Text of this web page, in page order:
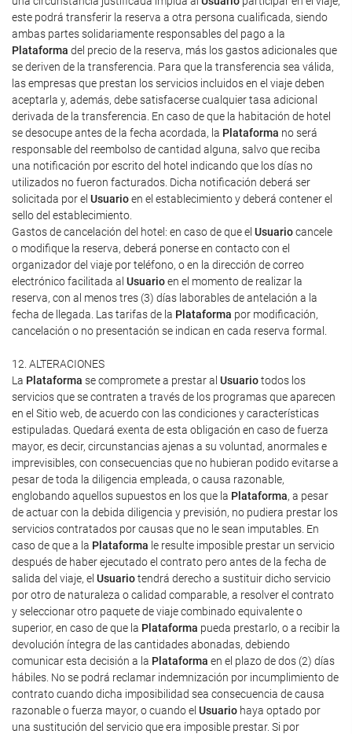
este podrá transferir la reserva a otra persona cualificada, siendo
ambas partes solidariamente responsables del pago a la
Plataforma del precio de la reserva, más los gastos adicionales que
se deriven de la transferencia. Para que la transferencia sea válida,
las empresas que prestan los servicios incluidos en el viaje deben
aceptarla y, además, debe satisfacerse cualquier tasa adicional
derivada de la transferencia. En caso de que la habitación de hotel
se desocupe antes de la fecha acordada, la Plataforma no será
responsable del reembolso de cantidad alguna, salvo que reciba
una notificación por escrito del hotel indicando que los días no
utilizados no fueron facturados. Dicha notificación deberá ser
solicitada por el Usuarioen el establecimiento y deberá contener el
sello del establecimiento.
Gastos de cancelación del hotel: en caso de que el Usuariocancele
o modifique la reserva, deberá ponerse en contacto con el
organizador del viaje por teléfono, o en la dirección de correo
electrónico facilitada al Usuarioen el momento de realizar la
reserva, con al menos tres (3) días laborables de antelación a la
fecha de llegada. Las tarifas de la Plataforma por modificación,
cancelación o no presentación se indican en cada reserva formal.
12. ALTERACIONES
La Plataforma se compromete a prestar al Usuariotodos los
servicios que se contraten a través de los programas que aparecen
en el Sitio web, de acuerdo con las condiciones y características
estipuladas. Quedará exenta de esta obligación en caso de fuerza
mayor, es decir, circunstancias ajenas a su voluntad, anormales e
imprevisibles, con consecuencias que no hubieran podido evitarse a
pesar de toda la diligencia empleada, o causa razonable,
englobando aquellos supuestos en los que la Plataforma, a pesar
de actuar con la debida diligencia y previsión, no pudiera prestar los
servicios contratados por causas que no le sean imputables. En
caso de que a la Plataforma le resulte imposible prestar un servicio
después de haber ejecutado el contrato pero antes de la fecha de
salida del viaje, el Usuariotendrá derecho a sustituir dicho servicio
por otro de naturaleza o calidad comparable, a resolver el contrato
y seleccionar otro paquete de viaje combinado equivalente o
superior, en caso de que la Plataforma pueda prestarlo, o a recibir la
devolución íntegra de las cantidades abonadas, debiendo
comunicar esta decisión a la Plataforma en el plazo de dos (2) días
hábiles. No se podrá reclamar indemnización por incumplimiento de
contrato cuando dicha imposibilidad sea consecuencia de causa
razonable o fuerza mayor, o cuando el Usuario haya optado por
una sustitución del servicio que era imposible prestar. Si por